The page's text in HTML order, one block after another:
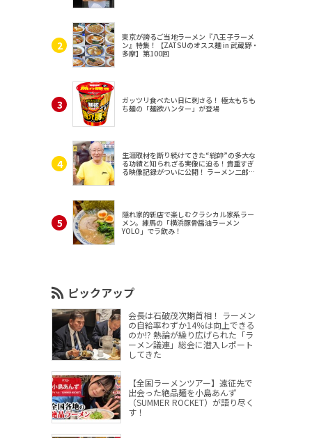
東京が誇るご当地ラーメン『八王子ラーメ
ン』特集！【ZATSUのオスス麺 in 武蔵野・
多摩】第100回
ガッツリ食べたい日に刺さる！ 極太もちも
ち麺の「麺欲ハンター」が登場
生涯取材を断り続けてきた“総帥”の多大な
る功績と知られざる実像に迫る！貴重すぎ
る映像記録がついに公開！ ラーメン二郎
隠れ家的新店で楽しむクラシカル家系ラー
メン。練馬の「横浜豚骨醤油ラーメン
YOLO」でラ飲み！
ピックアップ
会長は石破茂次期首相！ ラーメン
の自給率わずか14％は向上できる
のか!? 熱論が繰り広げられた「ラ
ーメン議連」総会に潜入レポート
してきた
【全国ラーメンツアー】遠征先で
出会った絶品麺を小島あんず
（SUMMER ROCKET）が語り尽く
す！